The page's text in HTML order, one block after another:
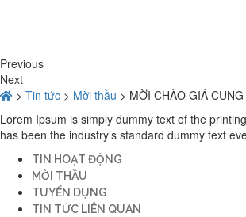
Previous
Next
> Tin tức > Mời thầu > MỜI CHÀO GIÁ
Lorem Ipsum is simply dummy text of the
has been the industry’s standard dummy text
TIN HOẠT ĐỘNG
MỜI THẦU
TUYỂN DỤNG
TIN TỨC LIÊN QUAN